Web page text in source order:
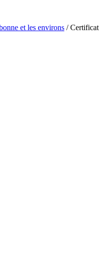
et les environs /Certificat